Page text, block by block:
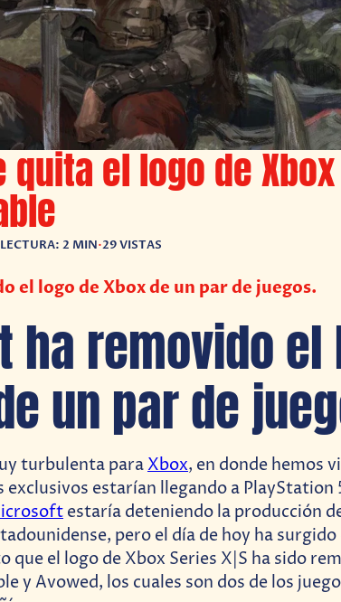
el logo de
2 MIN•29 VISTAS
el logo de Xbox de un par de juegos.
ha removido el
un par de
turbulenta paraXbox, en donde hemos
exclusivos estarían llegando a PlayStation
estaría deteniendo la producción
pero el día de hoy ha
que el logo de Xbox Series X|S ha sido
y Avowed, los cuales son dos de los